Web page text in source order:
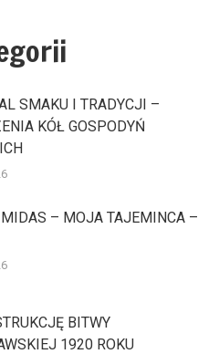
SMAKU I TRADYCJI –
KÓŁ GOSPODYŃ
– MOJA TAJEMINCA –
BITWY
1920 ROKU